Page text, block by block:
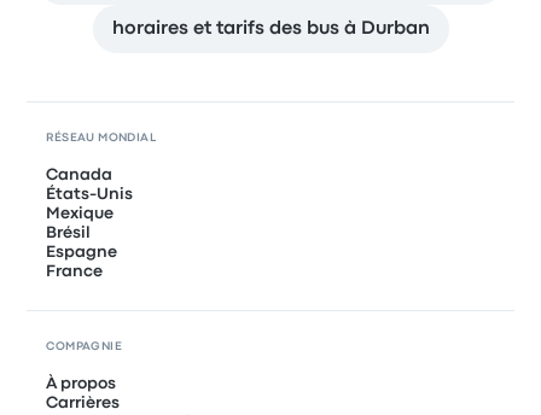
horaires et tarifs des bus à Durban
RÉSEAU MONDIAL
Canada
États-Unis
Mexique
Brésil
Espagne
France
COMPAGNIE
À propos
Carrières